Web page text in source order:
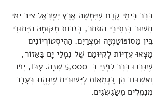
כְּבָר בִּימֵי קֶדֶם שֶׁיִּמְשֶׁה אֶרֶץ יִשְׂרָאֵל צִיר יַמִּי
חָשׁוּב בִּנְתִיבֵי הַסַּחַר, בְּזַכּוֹת מִקּוּמָהּ הַיִּחוּדִי
בֵּין מֵסוֹפּוֹטַמְיָה וּמִצְרַיִם. הַהִיסְטוֹרְיוֹנִים
מָצְאוּ עֵדֻיּוֹת לְקִיּוּמָם שֶׁל נִמְלֵי יָם בָּאֵזוֹר,
שֶׁנִּבְנוּ כְּבָר לִפְנֵי כְּ-5,000 שָׁנָה. עָכּוֹ, יָפוֹ
וְאַשְׁדּוֹד הֵן דֻּגְמָאוֹת לְיְּשׁוּבִים שֶׁנֶּהֱנוּ בְּעָבָר
מִנְמֵלִים מְשַׂגְשְׂגִים.